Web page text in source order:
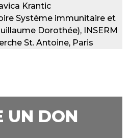
Krantic
Système immunitaire et
Dorothée), INSERM
St. Antoine, Paris
UN DON